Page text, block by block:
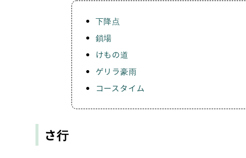
下降点
鎖場
けもの道
ゲリラ豪雨
コースタイム
さ行